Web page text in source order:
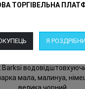
ТОРГІВЕЛЬНА
Я
Купити